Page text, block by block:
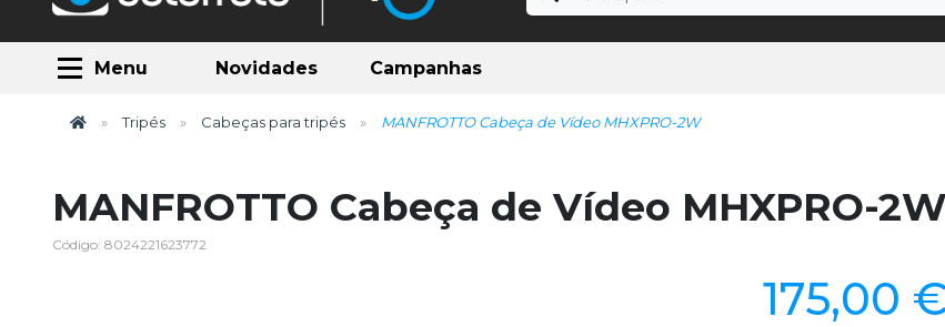
Menu Novidades Campanhas
Tripés Cabeças para tripés MANFROTTO Cabeça de Vídeo MHXPRO-2W
MANFROTTO Cabeça de Vídeo MHXPRO-2W
Código: 8024221623772
175,00